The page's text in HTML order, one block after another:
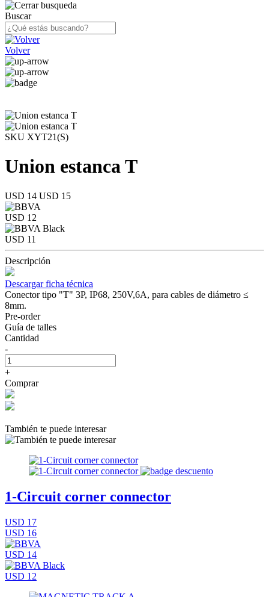
Buscar
Volver
SKU XYT21(S)
Union estanca T
USD 14 USD 15
USD 12
USD 11
Descripción
Descargar ficha técnica
Conector tipo "T" 3P, IP68, 250V,6A, para cables de diámetro ≤
8mm.
Pre-order
Guía de talles
Cantidad
-
+
Comprar
También te puede interesar
1-Circuit corner connector
USD 17
USD 16
USD 14
USD 12